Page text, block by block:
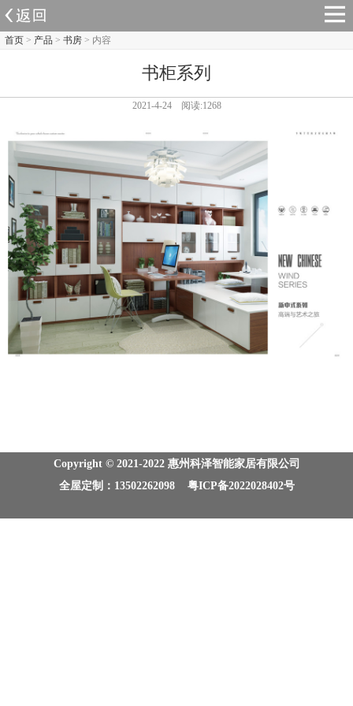
首页 > 产品 > 书房 > 内容
书柜系列
2021-4-24 阅读:1268
Copyright © 2021-2022 惠州科泽智能家居有限公司
全屋定制：13502262098 粤ICP备2022028402号